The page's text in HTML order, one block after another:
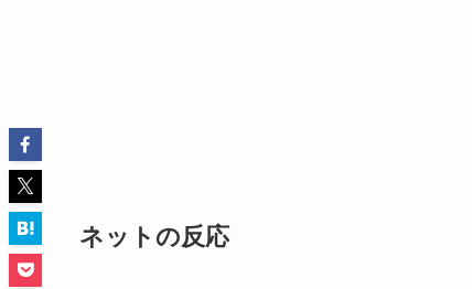
ネットの反応